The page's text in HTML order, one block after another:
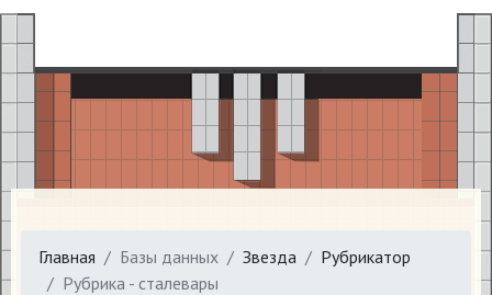
Главная Базы данных Звезда
Рубрикатор
Рубрика - сталевары